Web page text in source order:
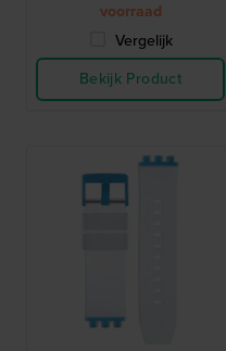
voorraad
Vergelijk
Bekijk Product